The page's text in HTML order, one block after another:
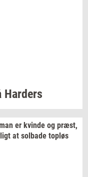
Har­ders
er kvin­de og præst,
at sol­ba­de top­løs